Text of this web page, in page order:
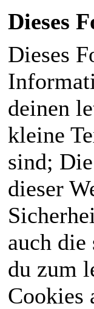
Dieses
Dieses
deinen
kleine
sind;
dieser
auch die
du zum
Cookies